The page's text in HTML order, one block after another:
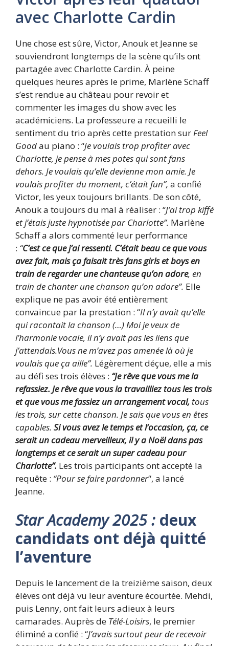
avec Charlotte Cardin
Une chose est sûre, Victor, Anouk et Jeanne se
souviendront longtemps de la scène qu’ils ont
partagée avec Charlotte Cardin. À peine
quelques heures après le prime, Marlène Schaff
s’est rendue au château pour revoir et
commenter les images du show avec les
académiciens. La professeure a recueilli le
sentiment du trio après cette prestation surFeel
Goodau piano : “Je voulais trop profiter avec
Charlotte, je pense à mes potes qui sont fans
dehors. Je voulais qu’elle devienne mon amie. Je
voulais profiter du moment, c’était fun”, a confié
Victor, les yeux toujours brillants. De son côté,
Anouk a toujours du mal à réaliser : “J’ai trop kiffé
et j’étais juste hypnotisée par Charlotte”. Marlène
Schaff a alors commenté leur performance
: “C’est ce que j’ai ressenti. C’était beau ce que vous
avez fait, mais ça faisait très fans girls et boys en
train de regarder une chanteuse qu’on adore, en
train de chanter une chanson qu’on adore”. Elle
explique ne pas avoir été entièrement
convaincue par la prestation : “Il n’y avait qu’elle
qui racontait la chanson (…) Moi je veux de
l’harmonie vocale, il n’y avait pas les liens que
j’attendais.Vous ne m’avez pas amenée là où je
voulais que ça aille”. Légèrement déçue, elle a mis
au défi ses trois élèves : “Je rêve que vous me la
refassiez. Je rêve que vous la travailliez tous les trois
et que vous me fassiez un arrangement vocal, tous
les trois, sur cette chanson. Je sais que vous en êtes
capables. Si vous avez le temps et l’occasion, ça, ce
serait un cadeau merveilleux, il y a Noël dans pas
longtemps et ce serait un super cadeau pour
Charlotte”. Les trois participants ont accepté la
requête : “Pour se faire pardonner“, a lancé
Jeanne.
Star Academy 2025 : deux
candidats ont déjà quitté
l’aventure
Depuis le lancement de la treizième saison, deux
élèves ont déjà vu leur aventure écourtée. Mehdi,
puis Lenny, ont fait leurs adieux à leurs
camarades. Auprès de Télé-Loisirs, le premier
éliminé a confié : “J’avais surtout peur de recevoir